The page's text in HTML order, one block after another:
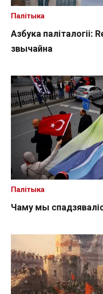
Азбука паліталогіі:
звычайна
Палітыка
Чаму мы
Палітыка